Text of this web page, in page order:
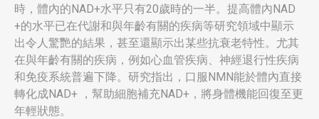
時，體內的NAD+水平只有20歲時的一半。提高體內NAD
+的水平已在代謝和與年齡有關的疾病等研究領域中顯示
出令人驚艷的結果，甚至還顯示出某些抗衰老特性。尤其
在與年齡有關的疾病，例如心血管疾病、神經退行性疾病
和免疫系統普遍下降。研究指出，口服NMN能於體內直接
轉化成NAD+ ，幫助細胞補充NAD+，將身體機能回復至更
年輕狀態。